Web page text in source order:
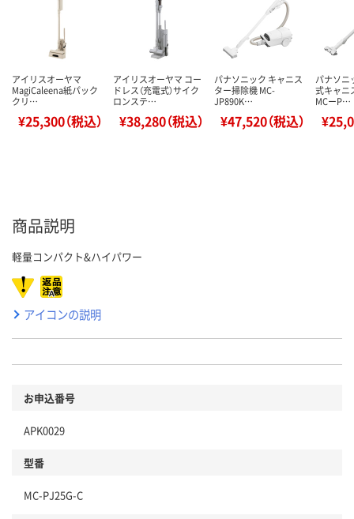
アイリスオーヤマ
MagiCaleena紙パック
クリ…
¥25,300（税込）
アイリスオーヤマ コー
ドレス（充電式）サイク
ロンステ…
¥38,280（税込）
パナソニック キャニス
ター掃除機 MC-
JP890K…
¥47,520（税込）
パナソニ
式キャニ
MCーP…
商品説明
軽量コンパクト&ハイパワー
アイコンの説明
お申込番号
APK0029
型番
MC-PJ25G-C